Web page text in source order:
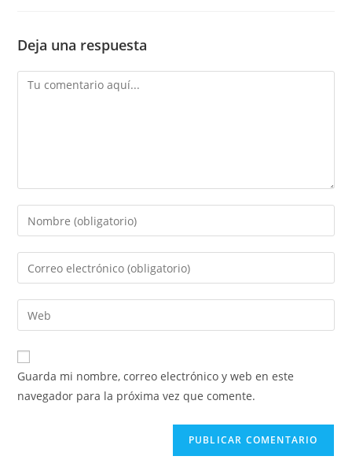
Deja una respuesta
Guarda mi nombre, correo electrónico y web en este
navegador para la próxima vez que comente.